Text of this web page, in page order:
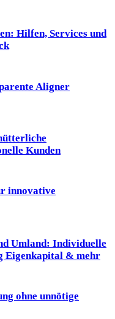
Hilfen, Services und
Aligner
Kunden
innovative
Umland: Individuelle
Eigenkapital & mehr
ohne unnötige